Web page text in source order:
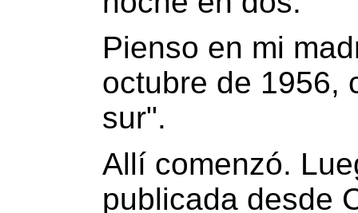
Pienso en mi
octubre de 1956,
sur".
Allí comenzó.
publicada desde